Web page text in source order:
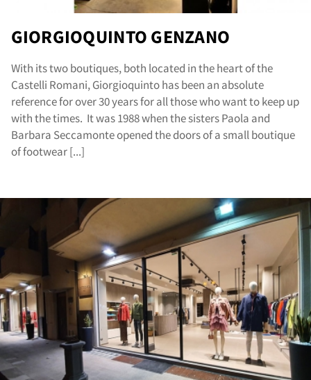
GIORGIOQUINTO GENZANO
With its two boutiques, both located in the heart of the
Castelli Romani, Giorgioquinto has been an absolute
reference for over 30 years for all those who want to keep up
with the times. It was 1988 when the sisters Paola and
Barbara Seccamonte opened the doors of a small boutique
of footwear [...]